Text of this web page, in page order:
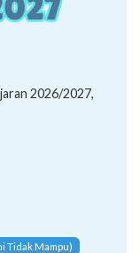
2026/2027,
Tidak Mampu)